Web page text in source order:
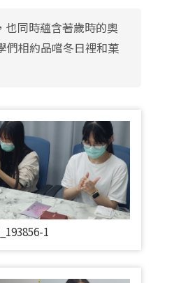
也同時蘊含著歲時的奧
們相約品嚐冬日裡和菓
1